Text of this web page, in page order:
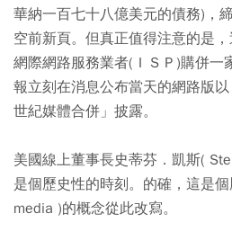
華納一百七十八億美元的債務)，
空前新頁。但真正值得注意的是
網際網路服務業者(ＩＳＰ)購併一
報立刻在消息公布當天的網路版
世紀媒體合併」披露。
美國線上董事長史蒂芬．凱斯(
是個歷史性的時刻。的確，這是
media )的概念從此改寫。